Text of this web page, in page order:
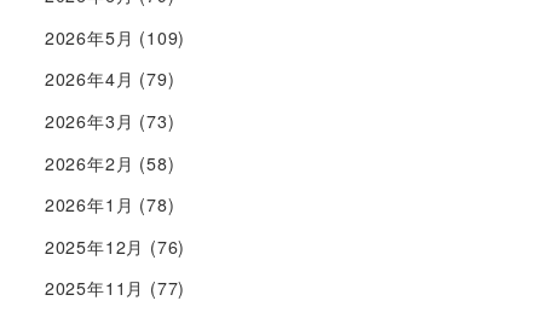
2026年5月 (109)
2026年4月 (79)
2026年3月 (73)
2026年2月 (58)
2026年1月 (78)
2025年12月 (76)
2025年11月 (77)